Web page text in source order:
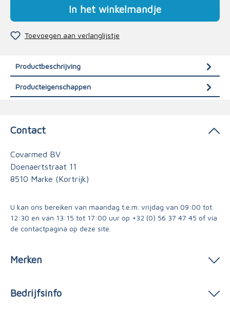
In het winkelmandje
Toevoegen aan verlanglijstje
Productbeschrijving
Producteigenschappen
Contact
Covarmed BV
Doenaertstraat 11
8510 Marke (Kortrijk)
U kan ons bereiken van maandag t.e.m. vrijdag van 09:00 tot
12:30 en van 13:15 tot 17:00 uur op +32 (0) 56 37 47 45 of via
de contactpagina op deze site.
Merken
Bedrijfsinfo